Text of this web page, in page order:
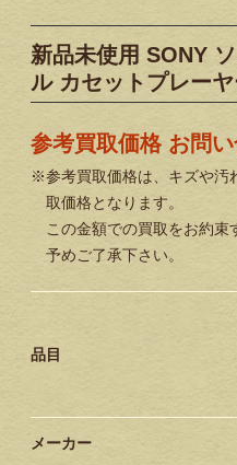
新品未使用 SONY
ル カセットプレー
参考買取価格 お問
※参考買取価格は、キズや汚
取価格となります。
この金額での買取をお約束
予めご了承下さい。
品目
メーカー